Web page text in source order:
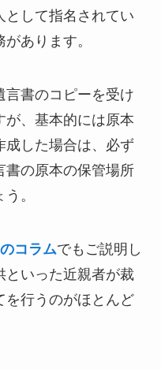
として指名されてい
あります。
言書のコピーを受け
が、基本的には原本
成した場合は、必ず
書の原本の保管場所
。
コラムでもご説明し
といった近親者が裁
を行うのがほとんど